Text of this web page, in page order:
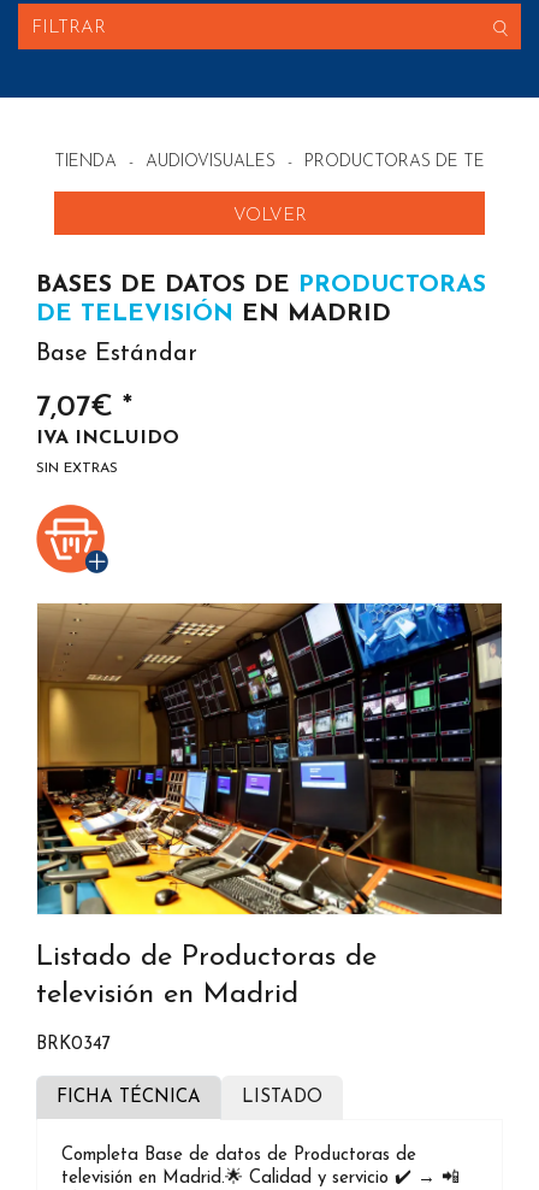
FILTRAR
TIENDA - AUDIOVISUALES - PRODUCTORAS DE
VOLVER
BASES DE DATOS DE PRODUCTORAS
DE TELEVISIÓN EN MADRID
Base Estándar
7,07€ *
IVA INCLUIDO
SIN EXTRAS
Listado de Productoras de
televisión en Madrid
BRK0347
FICHA TÉCNICA LISTADO
Completa Base de datos de Productoras de
televisión en Madrid.🌟 Calidad y servicio ✔️ → 📲